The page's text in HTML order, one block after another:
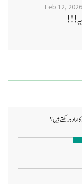
Feb 12, 2026
رکھتے ہیں؟